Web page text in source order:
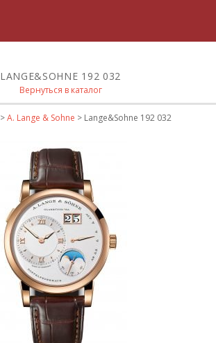
LANGE&SOHNE 192 032
Вернуться в каталог
>A. Lange & Sohne > Lange&Sohne 192 032